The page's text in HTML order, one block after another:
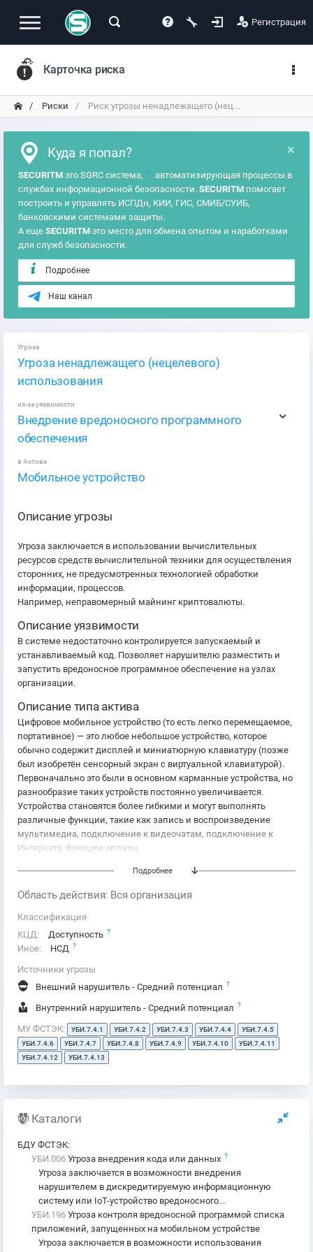
Регистрация
Карточка риска
Риски Риск угрозы ненадлежащего (нец...
×
Куда я попал?
SECURITM это SGRC система, ?
автоматизирующая процессы в
службах информационной безопасности. SECURITM помогает
построить и управлять ИСПДн, КИИ, ГИС, СМИБ/СУИБ,
банковскими системами защиты.
А еще SECURITM это место для обмена опытом и наработками
для служб безопасности.
Подробнее
Наш канал
Угроза
Угроза ненадлежащего (нецелевого)
использования
из-за уязвимости
Внедрение вредоносного программного
обеспечения
в Активе
Мобильное устройство
Описание угрозы
Угроза заключается в использовании вычислительных
ресурсов средств вычислительной техники для осуществления
сторонних, не предусмотренных технологией обработки
информации, процессов.
Например, неправомерный майнинг криптовалюты.
Описание уязвимости
В системе недостаточно контролируется запускаемый и
устанавливаемый код. Позволяет нарушителю разместить и
запустить вредоносное программное обеспечение на узлах
организации.
Описание типа актива
Цифровое мобильное устройство (то есть легко перемещаемое,
портативное) — это любое небольшое устройство, которое
обычно содержит дисплей и миниатюрную клавиатуру (позже
был изобретён сенсорный экран с виртуальной клавиатурой).
Первоначально это были в основном карманные устройства, но
разнообразие таких устройств постоянно увеличивается.
Устройства становятся более гибкими и могут выполнять
различные функции, такие как запись и воспроизведение
мультимедиа, подключение к видеочатам, подключение к
Интернету, функции оплаты.
Подробнее
Область действия: Вся организация
Классификация
КЦД:
Доступность ?
Иное: НСД ?
Источники угрозы
Внешний нарушитель - Средний потенциал ?
Внутренний нарушитель - Средний потенциал ?
МУ ФСТЭК: УБИ.7.4.1 УБИ.7.4.2 УБИ.7.4.3 УБИ.7.4.4
УБИ.7.4.5
УБИ.7.4.6
УБИ.7.4.7 УБИ.7.4.8 УБИ.7.4.9 УБИ.7.4.10
УБИ.7.4.11
УБИ.7.4.12
УБИ.7.4.13
Каталоги
БДУ ФСТЭК:
УБИ.006 Угроза внедрения кода или данных ?
Угроза заключается в возможности внедрения
нарушителем в дискредитируемую информационную
систему или IoT-устройство вредоносного...
УБИ.196 Угроза контроля вредоносной программой списка
приложений, запущенных на мобильном устройстве
Угроза заключается в возможности использования